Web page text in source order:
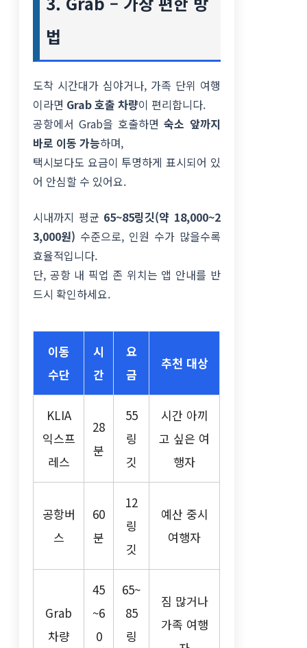
법
도착 시간대가 심야거나, 가족 단위 여행
이라면 Grab 호출 차량이 편리합니다.
공항에서 Grab을 호출하면숙소 앞까지
바로 이동 가능하며,
택시보다도 요금이 투명하게 표시되어 있
어 안심할 수 있어요.
시내까지 평균 65~85링깃(약 18,000~2
3,000원) 수준으로, 인원 수가 많을수록
효율적입니다.
단, 공항 내 픽업 존 위치는 앱 안내를 반
드시 확인하세요.
이동
수단
시
간
요
금
추천 대상
KLIA
익스프
레스
28
분
55
링
깃
시간 아끼
고 싶은 여
행자
공항버
스
60
분
12
링
깃
예산 중시
여행자
Grab
차량
45
~6
0
65~
85
링
짐 많거나
가족 여행